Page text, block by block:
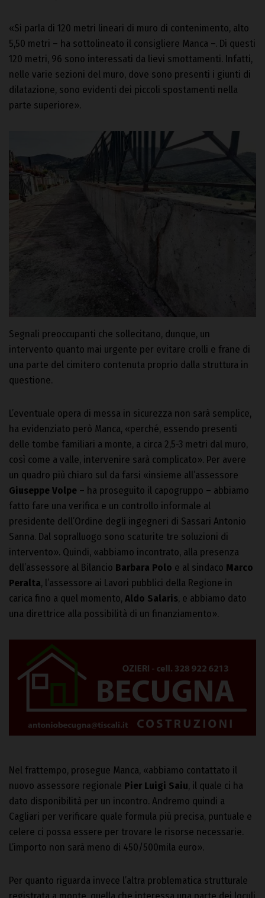
«Si parla di 120 metri lineari di muro di contenimento, alto
5,50 metri – ha sottolineato il consigliere Manca –. Di questi
120 metri, 96 sono interessati da lievi smottamenti. Infatti,
nelle varie sezioni del muro, dove sono presenti i giunti di
dilatazione, sono evidenti dei piccoli spostamenti nella
parte superiore».
Segnali preoccupanti che sollecitano, dunque, un
intervento quanto mai urgente per evitare crolli e frane di
una parte del cimitero contenuta proprio dalla struttura in
questione.
L’eventuale opera di messa in sicurezza non sarà semplice,
ha evidenziato però Manca, «perché, essendo presenti
delle tombe familiari a monte, a circa 2,5-3 metri dal muro,
così come a valle, intervenire sarà complicato». Per avere
un quadro più chiaro sul da farsi «insieme all’assessore
Giuseppe Volpe – ha proseguito il capogruppo – abbiamo
fatto fare una verifica e un controllo informale al
presidente dell’Ordine degli ingegneri di Sassari Antonio
Sanna. Dal sopralluogo sono scaturite tre soluzioni di
intervento». Quindi, «abbiamo incontrato, alla presenza
dell’assessore al Bilancio Barbara Polo e al sindaco Marco
Peralta, l’assessore ai Lavori pubblici della Regione in
carica fino a quel momento, Aldo Salaris, e abbiamo dato
una direttrice alla possibilità di un finanziamento».
Nel frattempo, prosegue Manca, «abbiamo contattato il
nuovo assessore regionale Pier Luigi Saiu, il quale ci ha
dato disponibilità per un incontro. Andremo quindi a
Cagliari per verificare quale formula più precisa, puntuale e
celere ci possa essere per trovare le risorse necessarie.
L’importo non sarà meno di 450/500mila euro».
Per quanto riguarda invece l’altra problematica strutturale